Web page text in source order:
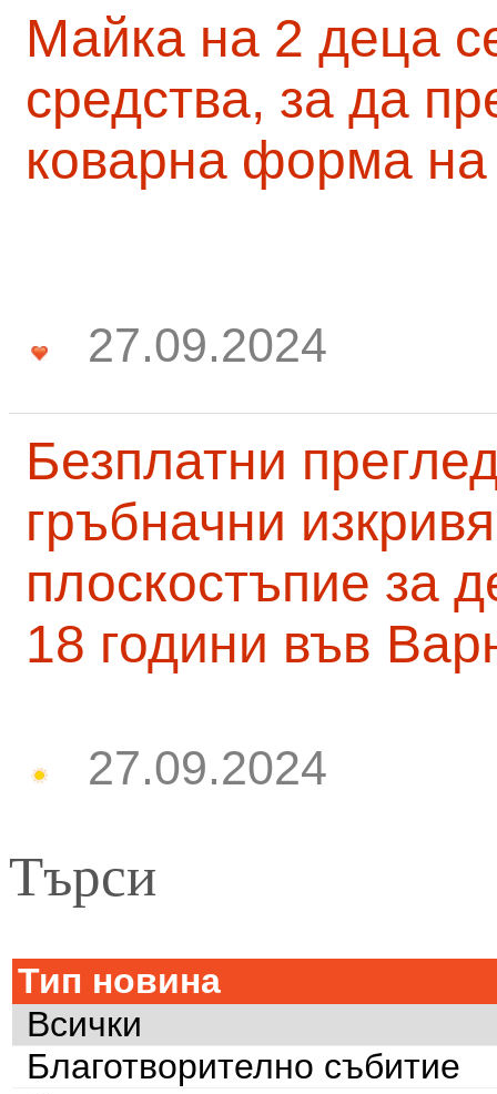
Майка на 2 деца
средства, за да
коварна форма на
27.09.2024
Безплатни
гръбначни
плоскостъпие за
18 години във
27.09.2024
Търси
Тип новина
Всички
Благотворително събитие